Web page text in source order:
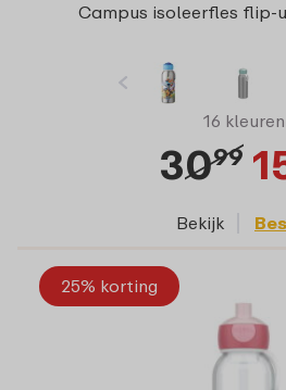
Campus isoleerfles flip-
16 kleuren
3099
Bekijk
25% korting